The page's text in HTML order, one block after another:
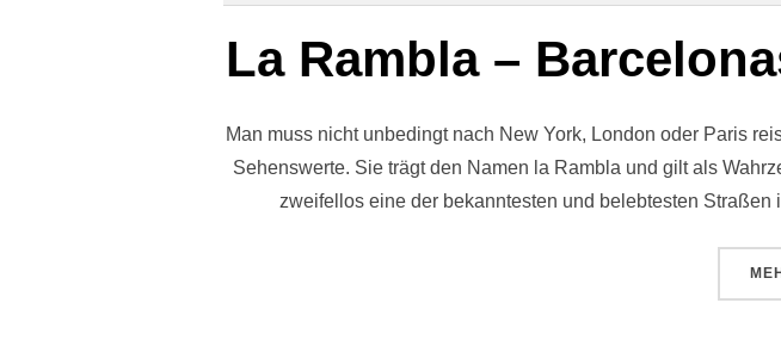
La Rambla –
Man muss nicht unbedingt nach New York, London oder Paris
Sehenswerte. Sie trägt den Namen la Rambla und gilt als
zweifellos eine der bekanntesten und belebtesten